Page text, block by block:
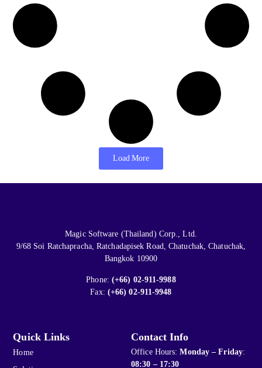
Load More
Magic Software (Thailand) Corp., Ltd.
9/68 Soi Ratchapracha, Ratchadapisek Road, Chatuchak, Chatuchak,
Bangkok 10900
Phone: (+66) 02-911-9988
Fax: (+66) 02-911-9948
Quick Links
Home
Contact Info
Office Hours:Monday – Friday:
08:30 – 17:30